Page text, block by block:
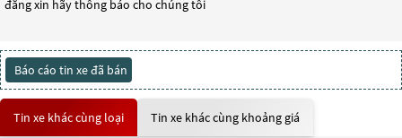
đăng xin hãy thông báo cho chúng tôi
Báo cáo tin xe đã bán
Tin xe khác cùng loại Tin xe khác cùng khoảng giá